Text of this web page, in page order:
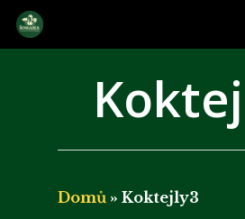
Skip
main
Domů » Koktejly3